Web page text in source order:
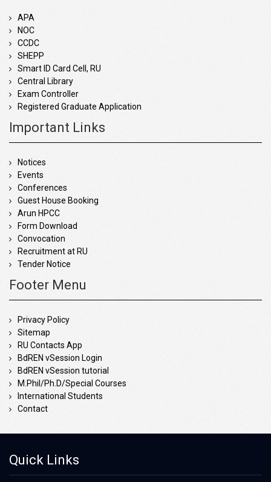
APA
NOC
CCDC
SHEPP
Smart ID Card Cell, RU
Central Library
Exam Controller
Registered Graduate Application
Important Links
Notices
Events
Conferences
Guest House Booking
Arun HPCC
Form Download
Convocation
Recruitment at RU
Tender Notice
Footer Menu
Privacy Policy
Sitemap
RU Contacts App
BdREN vSession Login
BdREN vSession tutorial
M.Phil/Ph.D/Special Courses
International Students
Contact
Quick Links